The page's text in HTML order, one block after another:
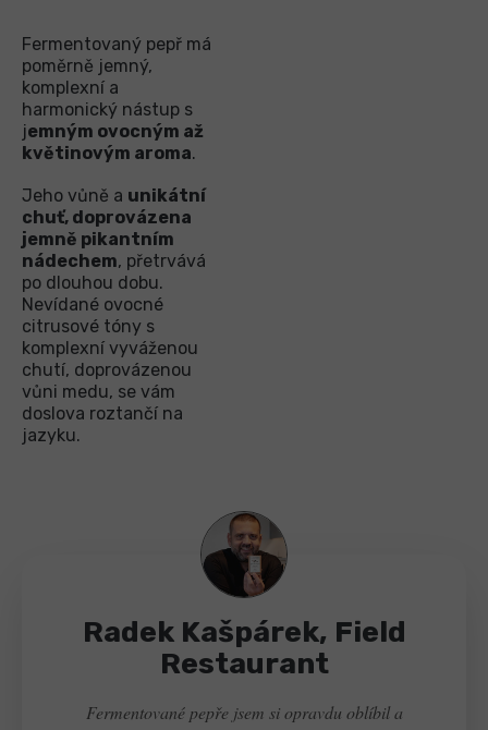
Fermentovaný pepř má
poměrně jemný,
komplexní a
harmonický nástup s
jemným ovocným až
květinovým aroma.
Jeho vůně a unikátní
chuť, doprovázena
jemně pikantním
nádechem, přetrvává
po dlouhou dobu.
Nevídané ovocné
citrusové tóny s
komplexní vyváženou
chutí, doprovázenou
vůni medu, se vám
doslova roztančí na
jazyku.
Radek Kašpárek, Field
Restaurant
Fermentované pepře jsem si opravdu oblíbil a